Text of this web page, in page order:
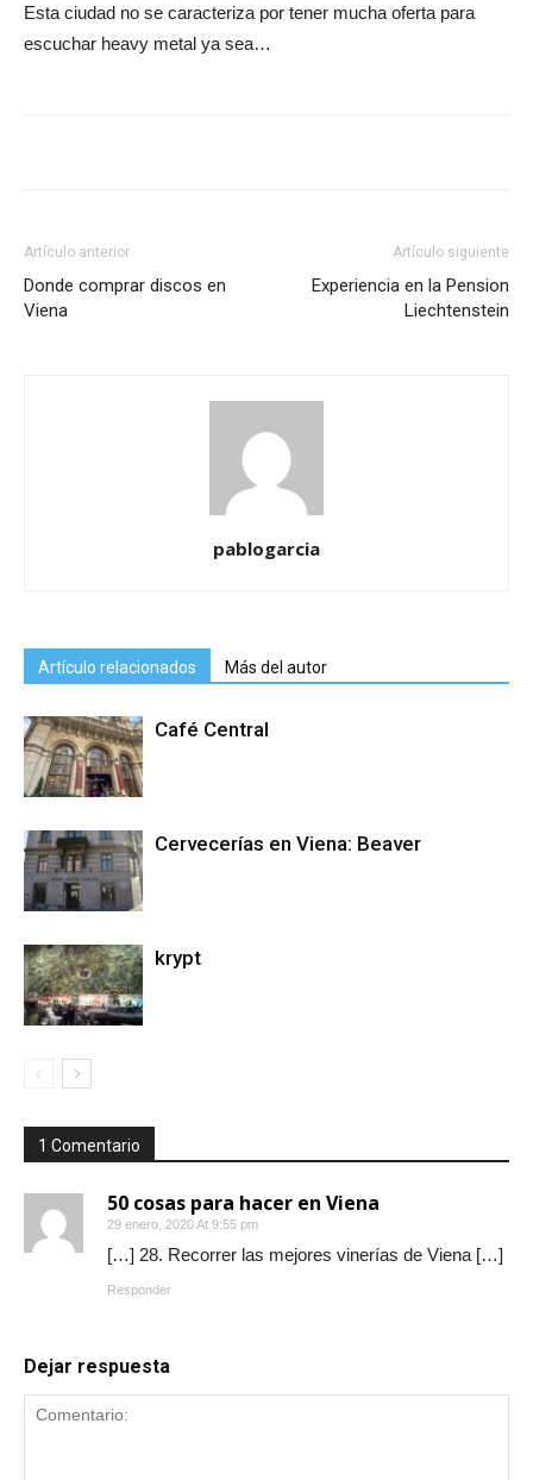
Esta ciudad no se caracteriza por tener mucha oferta para
escuchar heavy metal ya sea…
Artículo anterior
Donde comprar discos en
Viena
Artículo siguiente
Experiencia en la Pension
Liechtenstein
pablogarcia
Artículo relacionados Más del autor
Café Central
Cervecerías en Viena: Beaver
krypt
1 Comentario
50 cosas para hacer en Viena
29 enero, 2020 At 9:55 pm
[…] 28. Recorrer las mejores vinerías de Viena […]
Responder
Dejar respuesta